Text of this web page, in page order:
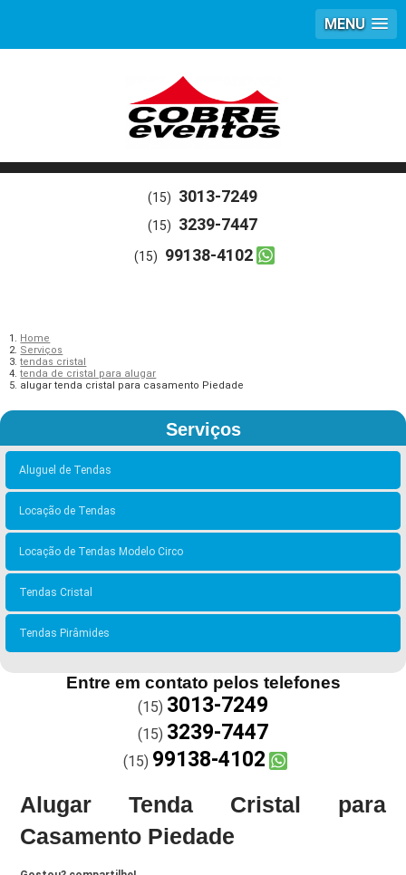
MENU
(15) 3013-7249
(15) 3239-7447
(15) 99138-4102
Home
Serviços
tendas cristal
tenda de cristal para alugar
alugar tenda cristal para casamento Piedade
Serviços
Aluguel de Tendas
Locação de Tendas
Locação de Tendas Modelo Circo
Tendas Cristal
Tendas Pirâmides
Entre em contato pelos telefones
(15) 3013-7249
(15) 3239-7447
(15) 99138-4102
Alugar Tenda Cristal para
Casamento Piedade